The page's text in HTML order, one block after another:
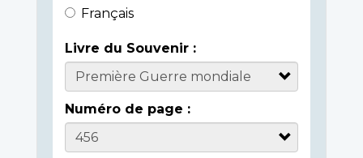
Français
Livre du Souvenir :
Numéro de page :